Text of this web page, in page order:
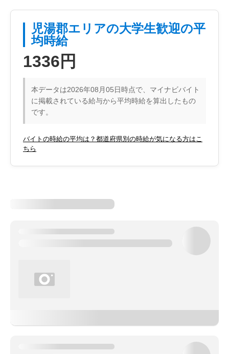
児湯郡エリアの大学生歓迎の平
均時給
1336円
本データは2026年08月05日時点で、マイナビバイト
に掲載されている給与から平均時給を算出したもの
です。
バイトの時給の平均は？都道府県別の時給が気になる方はこ
ちら